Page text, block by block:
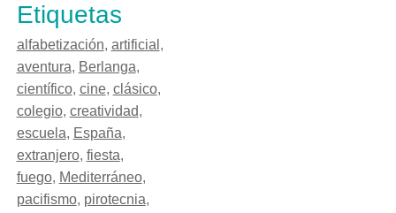
Etiquetas
alfabetización, artificial ,
aventura, Berlanga,
científico, cine, clásico,
colegio, creatividad,
escuela, España,
extranjero, fiesta,
fuego, Mediterráneo,
pacifismo, pirotecnia,